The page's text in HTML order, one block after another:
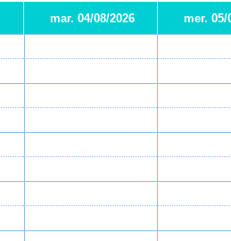
mar. 04/08/2026 mer. 05/